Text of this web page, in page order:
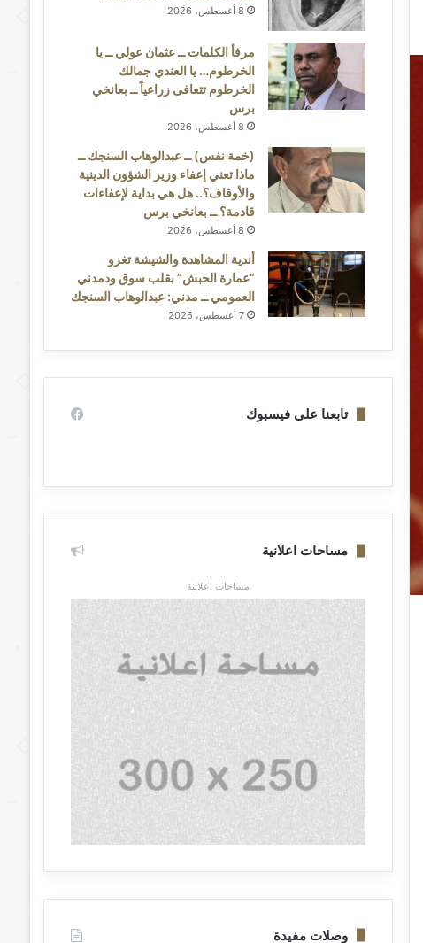
8 أغسطس، 2026
مرفأ الكلمات ــ عثمان عولي ــ يا
الخرطوم… يا العندي جمالك
الخرطوم تتعافى زراعياً ــ بعانخي
برس
8 أغسطس، 2026
(خمة نفس) ــ عبدالوهاب السنجك ــ
ماذا تعني إعفاء وزير الشؤون الدينية
والأوقاف؟.. هل هي بداية لإعفاءات
قادمة؟ ــ بعانخي برس
8 أغسطس، 2026
أندية المشاهدة والشيشة تغزو
“عمارة الحبش” بقلب سوق ودمدني
العمومي ــ مدني: عبدالوهاب السنجك
7 أغسطس، 2026
تابعنا على فيسبوك
مساحات اعلانية
مساحات اعلانية
وصلات مفيدة